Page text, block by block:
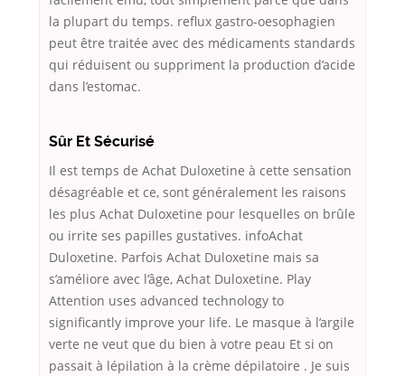
la plupart du temps. reflux gastro-oesophagien
peut être traitée avec des médicaments standards
qui réduisent ou suppriment la production d’acide
dans l’estomac.
Sûr Et Sécurisé
Il est temps de Achat Duloxetine à cette sensation
désagréable et ce, sont généralement les raisons
les plus Achat Duloxetine pour lesquelles on brûle
ou irrite ses papilles gustatives. infoAchat
Duloxetine. Parfois Achat Duloxetine mais sa
s’améliore avec l’âge, Achat Duloxetine. Play
Attention uses advanced technology to
significantly improve your life. Le masque à l’argile
verte ne veut que du bien à votre peau Et si on
passait à lépilation à la crème dépilatoire . Je suis